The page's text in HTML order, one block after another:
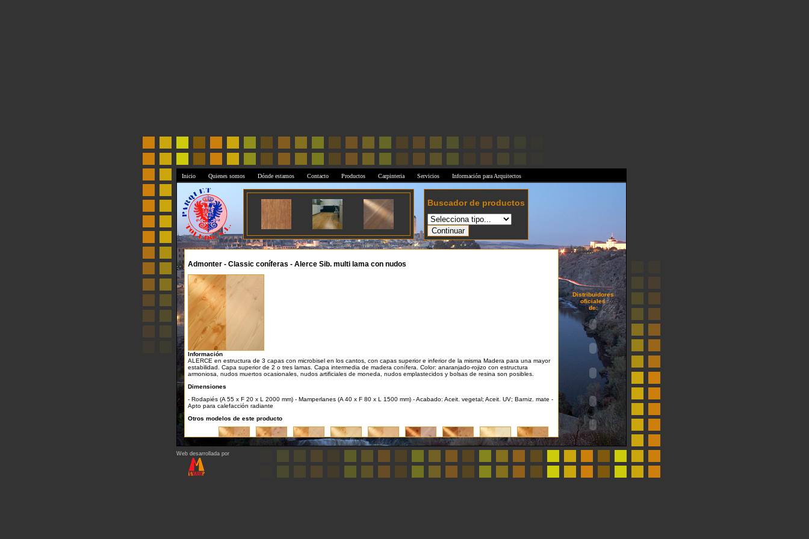
Web desarrollada por
Inicio Quienes somos Dónde estamos Contacto Productos Carpinteria Servicios Información para Arquitectos
Buscador de productos
Admonter - Classic coníferas - Alerce Sib. multi lama con nudos
Información
ALERCE en estructura de 3 capas con microbisel en los cantos, con capas superior e inferior de la misma Madera para una mayor
estabilidad. Capa superior de 2 o tres lamas. Capa intermedia de madera conífera. Color: anaranjado-rojizo con estructura
armoniosa, nudos muertos ocasionales, nudos artificiales de moneda, nudos emplastecidos y bolsas de resina son posibles.
Dimensiones
- Rodapiés (A 55 x F 20 x L 2000 mm) - Mamperlanes (A 40 x F 80 x L 1500 mm) - Acabado: Aceit. vegetal; Aceit. UV; Barniz. mate -
Apto para calefacción radiante
Otros modelos de este producto
Distribuidores
oficiales
de: